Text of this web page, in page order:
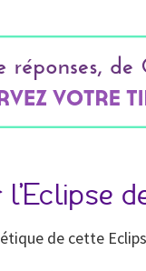
de cette